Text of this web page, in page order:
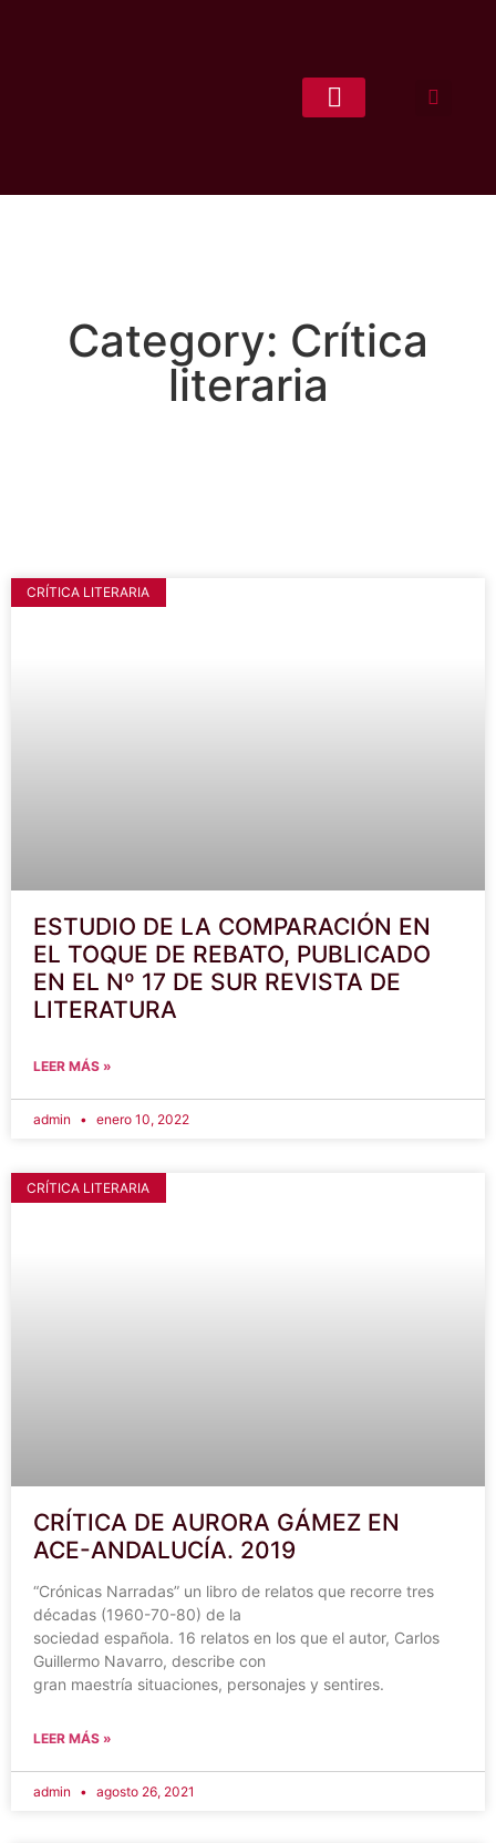
Category: Crítica
literaria
CRÍTICA LITERARIA
ESTUDIO DE LA COMPARACIÓN EN
EL TOQUE DE REBATO, PUBLICADO
EN EL Nº 17 DE SUR REVISTA DE
LITERATURA
LEER MÁS »
admin enero 10, 2022
CRÍTICA LITERARIA
CRÍTICA DE AURORA GÁMEZ EN
ACE-ANDALUCÍA. 2019
“Crónicas Narradas” un libro de relatos que recorre tres
décadas (1960-70-80) de la
sociedad española. 16 relatos en los que el autor, Carlos
Guillermo Navarro, describe con
gran maestría situaciones, personajes y sentires.
LEER MÁS »
admin agosto 26, 2021